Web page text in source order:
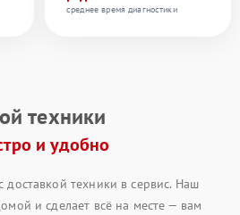
среднее время диагностики
техники
и удобно
доставкой техники в сервис. Наш
и сделает всё на месте — вам